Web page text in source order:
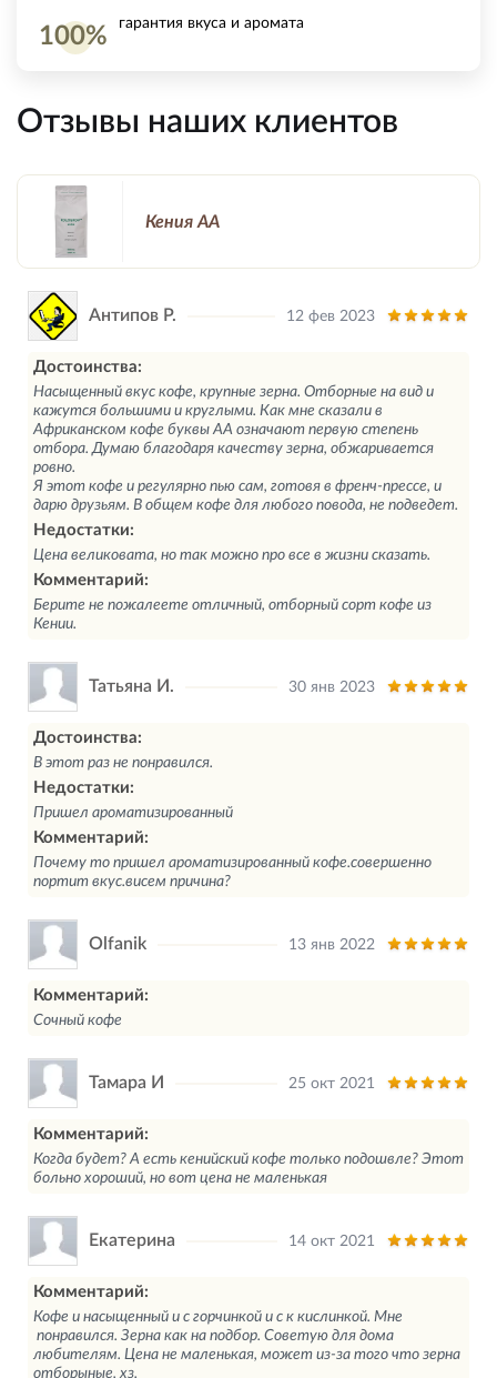
100% гарантия вкуса и аромата
Отзывы наших клиентов
Кения АА
Антипов Р. 12 фев 2023
Достоинства:
Насыщенный вкус кофе, крупные зерна. Отборные на вид и
кажутся большими и круглыми. Как мне сказали в
Африканском кофе буквы АА означают первую степень
отбора. Думаю благодаря качеству зерна, обжаривается
ровно.
Я этот кофе и регулярно пью сам, готовя в френч-прессе, и
дарю друзьям. В общем кофе для любого повода, не подведет.
Недостатки:
Цена великовата, но так можно про все в жизни сказать.
Комментарий:
Берите не пожалеете отличный, отборный сорт кофе из
Кении.
Татьяна И. 30 янв 2023
Достоинства:
В этот раз не понравился.
Недостатки:
Пришел ароматизированный
Комментарий:
Почему то пришел ароматизированный кофе.совершенно
портит вкус.висем причина?
Olfanik 13 янв 2022
Комментарий:
Сочный кофе
Тамара И 25 окт 2021
Комментарий:
Когда будет? А есть кенийский кофе только подошвле? Этот
больно хороший, но вот цена не маленькая
Екатерина 14 окт 2021
Комментарий:
Кофе и насыщенный и с горчинкой и с к кислинкой. Мне
понравился. Зерна как на подбор. Советую для дома
любителям. Цена не маленькая, может из-за того что зерна
отборыные, хз.